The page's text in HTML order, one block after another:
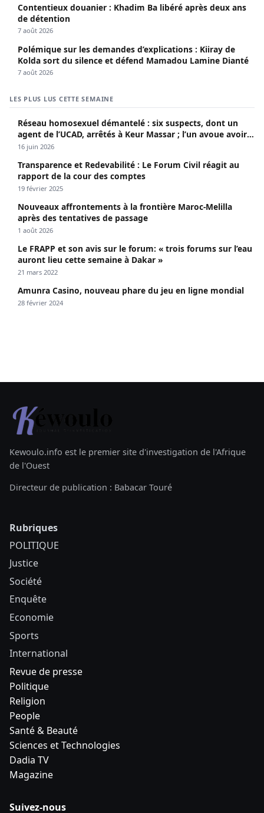
Contentieux douanier : Khadim Ba libéré après deux ans
de détention
7 août 2026
Polémique sur les demandes d’explications : Kiiray de
Kolda sort du silence et défend Mamadou Lamine Dianté
7 août 2026
LES PLUS LUS CETTE SEMAINE
Réseau homosexuel démantelé : six suspects, dont un
agent de l’UCAD, arrêtés à Keur Massar ; l’un avoue avoir
propagé le VIH depuis 2018
16 juin 2026
Transparence et Redevabilité : Le Forum Civil réagit au
rapport de la cour des comptes
19 février 2025
Nouveaux affrontements à la frontière Maroc-Melilla
après des tentatives de passage
1 août 2026
Le FRAPP et son avis sur le forum: « trois forums sur l’eau
auront lieu cette semaine à Dakar »
21 mars 2022
Amunra Casino, nouveau phare du jeu en ligne mondial
28 février 2024
Kewoulo.info est le premier site d'investigation de l'Afrique
de l'Ouest
Directeur de publication : Babacar Touré
Rubriques
POLITIQUE
Justice
Société
Enquête
Economie
Sports
International
Revue de presse
Politique
Religion
People
Santé & Beauté
Sciences et Technologies
Dadia TV
Magazine
Suivez-nous